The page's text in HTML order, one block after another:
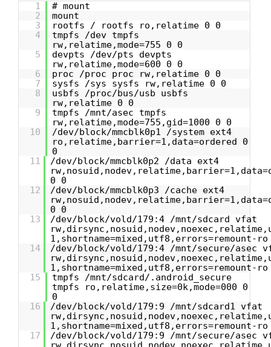
1
# mount
2
mount
3
rootfs / rootfs ro,relatime 0 0
4
tmpfs /dev tmpfs
rw,relatime,mode=755 0 0
5
devpts /dev/pts devpts
rw,relatime,mode=600 0 0
6
proc /proc proc rw,relatime 0 0
7
sysfs /sys sysfs rw,relatime 0 0
8
usbfs /proc/bus/usb usbfs
rw,relatime 0 0
9
tmpfs /mnt/asec tmpfs
rw,relatime,mode=755,gid=1000 0 0
10
/dev/block/mmcblk0p1 /system ext4
ro,relatime,barrier=1,data=ordered 0
0
11
/dev/block/mmcblk0p2 /data ext4
0 0
12
/dev/block/mmcblk0p3 /cache ext4
0 0
13
/dev/block/vold/179:4 /mnt/sdcard vfat
1,shortname=mixed,utf8,errors=remount-
14
/dev/block/vold/179:4 /mnt/secure/asec
1,shortname=mixed,utf8,errors=remount-
15
tmpfs /mnt/sdcard/.android_secure
tmpfs ro,relatime,size=0k,mode=000 0
0
16
/dev/block/vold/179:9 /mnt/sdcard1 vfat
1,shortname=mixed,utf8,errors=remount-
17
/dev/block/vold/179:9 /mnt/secure/asec